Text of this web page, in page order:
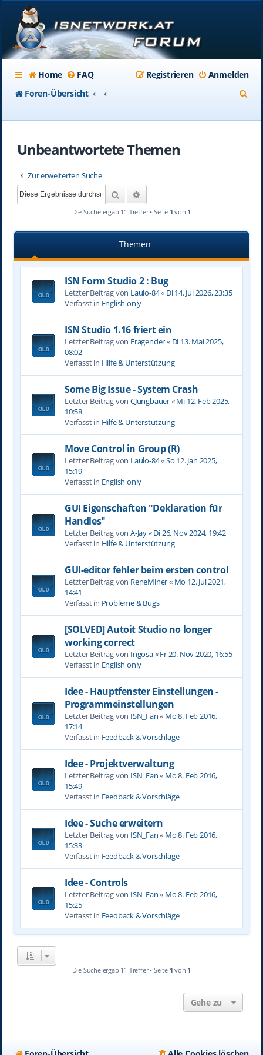
Home FAQ Anmelden
Registrieren
Foren-Übersicht
Unbeantwortete Themen
Zur erweiterten Suche
Suche
Die Suche ergab 11 Treffer • Seite 1 von 1
Themen
ISN Form Studio 2 : Bug
Letzter Beitrag von Laulo-84« Di 14. Jul 2026, 23:35
Verfasst in English only
ISN Studio 1.16 friert ein
Letzter Beitrag von Fragender« Di 13. Mai 2025,
08:02
Verfasst in Hilfe & Unterstützung
Some Big Issue - System Crash
Letzter Beitrag von CJungbauer«Mi 12. Feb 2025,
10:58
Verfasst in Hilfe & Unterstützung
Move Control in Group (R)
Letzter Beitrag von Laulo-84«So 12. Jan 2025,
15:19
Verfasst in English only
GUI Eigenschaften "Deklaration für
Handles"
Letzter Beitrag von A-Jay«Di 26. Nov 2024, 19:42
Verfasst in Hilfe & Unterstützung
GUI-editor fehler beim ersten control
Letzter Beitrag von ReneMiner« Mo 12. Jul 2021,
14:41
Verfasst in Probleme & Bugs
[SOLVED] Autoit Studio no longer
working correct
Letzter Beitrag von Ingosa«Fr 20. Nov 2020, 16:55
Verfasst in English only
Idee - Hauptfenster Einstellungen -
Programmeinstellungen
Letzter Beitrag von ISN_Fan« Mo 8. Feb 2016,
17:14
Verfasst in Feedback & Vorschläge
Idee - Projektverwaltung
Letzter Beitrag von ISN_Fan« Mo 8. Feb 2016,
15:49
Verfasst in Feedback & Vorschläge
Idee - Suche erweitern
Letzter Beitrag von ISN_Fan« Mo 8. Feb 2016,
15:33
Verfasst in Feedback & Vorschläge
Idee - Controls
Letzter Beitrag von ISN_Fan« Mo 8. Feb 2016,
15:25
Verfasst in Feedback & Vorschläge
Die Suche ergab 11 Treffer • Seite 1 von 1
Gehe zu